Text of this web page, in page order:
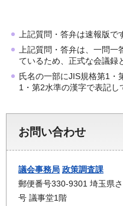
上記質問・答弁は速報版で
上記質問・答弁は、一問
ているため、正式な会議録
氏名の一部にJIS規格第1・
1・第2水準の漢字で表記し
お問い合わせ
議会事務局 政策調査課
郵便番号330-9301 埼玉県
号 議事堂1階